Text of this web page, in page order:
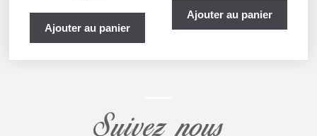
Ajouter au panier
Ajouter au panier
Suivez nous